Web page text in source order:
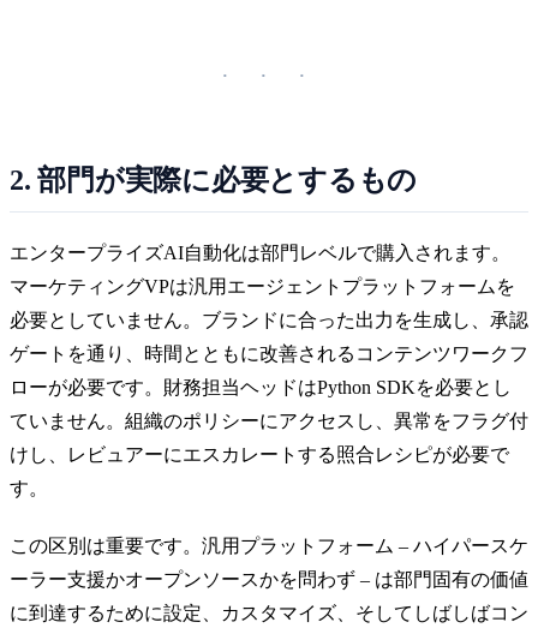
2. 部門が実際に必要とするもの
エンタープライズAI自動化は部門レベルで購入されます。
マーケティングVPは汎用エージェントプラットフォームを
必要としていません。ブランドに合った出力を生成し、承認
ゲートを通り、時間とともに改善されるコンテンツワークフ
ローが必要です。財務担当ヘッドはPython SDKを必要とし
ていません。組織のポリシーにアクセスし、異常をフラグ付
けし、レビュアーにエスカレートする照合レシピが必要で
す。
この区別は重要です。汎用プラットフォーム – ハイパースケ
ーラー支援かオープンソースかを問わず – は部門固有の価値
に到達するために設定、カスタマイズ、そしてしばしばコン